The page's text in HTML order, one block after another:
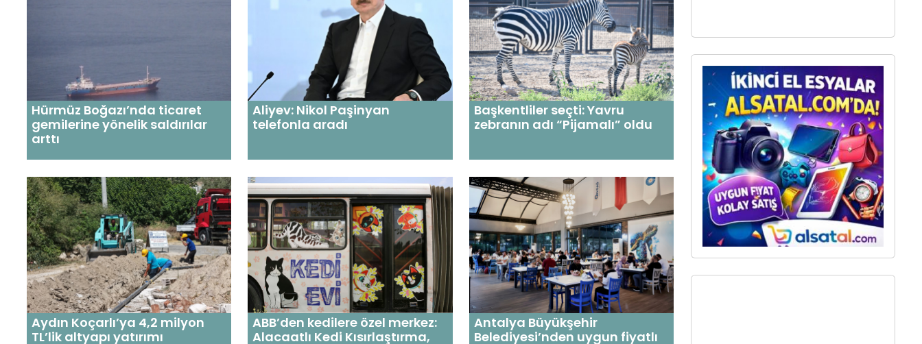
Hürmüz Boğazı’nda ticaret
gemilerine yönelik saldırılar
arttı
Aliyev: Nikol Paşinyan
telefonla aradı
Başkentliler seçti: Yavru
zebranın adı “Pijamalı” oldu
Aydın Koçarlı’ya 4,2 milyon
TL’lik altyapı yatırımı
ABB’den kedilere özel merkez:
Alacaatlı Kedi Kısırlaştırma,
Antalya Büyükşehir
Belediyesi’nden uygun fiyatlı